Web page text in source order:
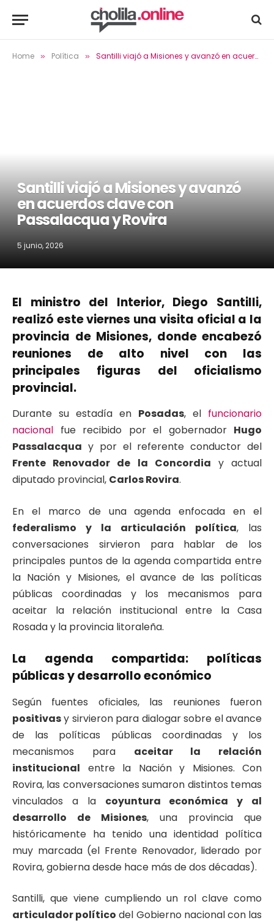
Home » Política » Santilli viajó a Misiones y avanzó en acuerdos clave con Passalacqua y Rovira
Santilli viajó a Misiones y avanzó
en acuerdos clave con
Passalacqua y Rovira
5 junio, 2026
El ministro del Interior, Diego Santilli,
realizó este viernes una visita oficial a la
provincia de Misiones, donde encabezó
reuniones de alto nivel con las
principales figuras del oficialismo
provincial.
Durante su estadía en Posadas, el funcionario
nacional fue recibido por el gobernador Hugo
Passalacqua y por el referente conductor del
Frente Renovador de la Concordia y actual
diputado provincial, Carlos Rovira.
En el marco de una agenda enfocada en el
federalismo y la articulación política, las
conversaciones sirvieron para hablar de los
principales puntos de la agenda compartida entre
la Nación y Misiones, el avance de las políticas
públicas coordinadas y los mecanismos para
aceitar la relación institucional entre la Casa
Rosada y la provincia litoraleña.
La agenda compartida: políticas
públicas y desarrollo económico
Según fuentes oficiales, las reuniones fueron
positivasy sirvieron para dialogar sobre el avance
de las políticas públicas coordinadas y los
mecanismos para aceitar la relación
institucional entre la Nación y Misiones. Con
Rovira, las conversaciones sumaron distintos temas
vinculados a la coyuntura económica y al
desarrollo de Misiones, una provincia que
históricamente ha tenido una identidad política
muy marcada (el Frente Renovador, liderado por
Rovira, gobierna desde hace más de dos décadas).
Santilli, que viene cumpliendo un rol clave como
articulador político del Gobierno nacional con las